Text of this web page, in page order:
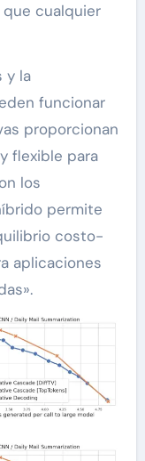
cualquier
y la
funcionar
proporcionan
flexible para
los
permite
costo-
aplicaciones